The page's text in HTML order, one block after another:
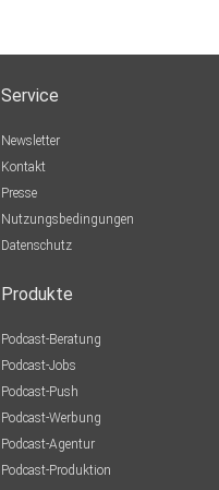
Service
Newsletter
Kontakt
Presse
Nutzungsbedingungen
Datenschutz
Produkte
Podcast-Beratung
Podcast-Jobs
Podcast-Push
Podcast-Werbung
Podcast-Agentur
Podcast-Produktion